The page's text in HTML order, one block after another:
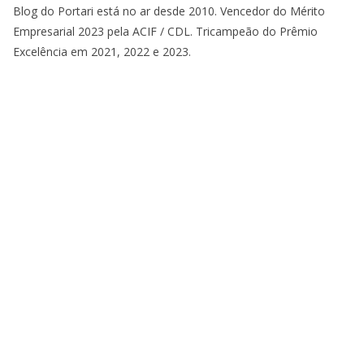
Blog do Portari está no ar desde 2010. Vencedor do Mérito
Empresarial 2023 pela ACIF / CDL. Tricampeão do Prêmio
Excelência em 2021, 2022 e 2023.